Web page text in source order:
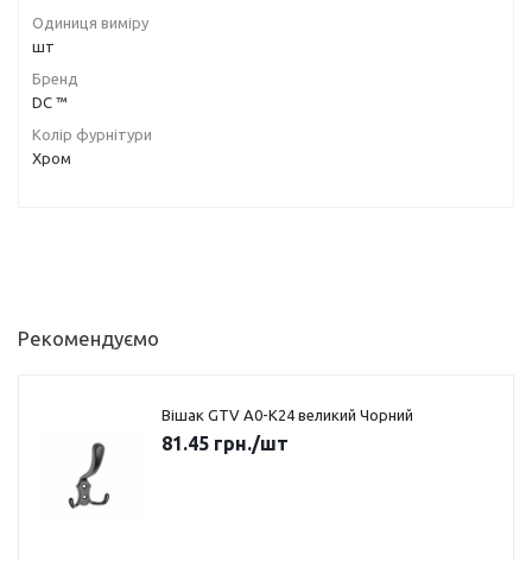
Одиниця виміру
шт
Бренд
DC ™
Колір фурнітури
Хром
Рекомендуємо
Вішак GTV A0-K24 великий Чорний
81.45 грн./шт